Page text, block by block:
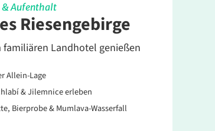
& Aufenthalt
Riesengebirge
familiären Landhotel genießen
Allein-Lage
& Jilemnice erleben
Bierprobe & Mumlava-Wasserfall